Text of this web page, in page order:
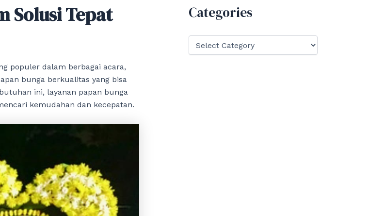
Solusi Tepat
populer dalam berbagai acara,
bunga berkualitas yang bisa
ini, layanan papan bunga
kemudahan dan kecepatan.
o
Categories